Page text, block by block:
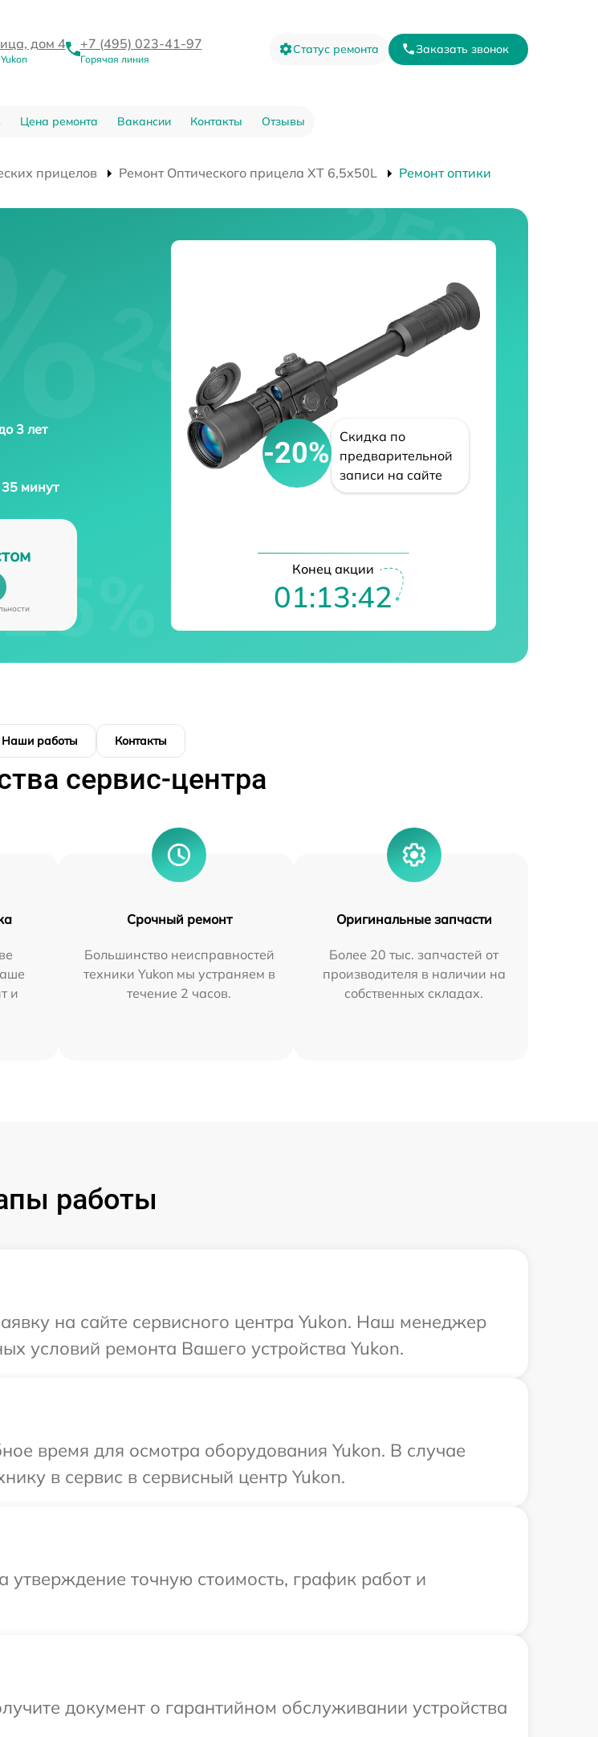
дом 4 +7 (495) 023-41-97
Горячая линия
Статус ремонта Заказать звонок
Цена ремонта Вакансии Контакты Отзывы
прицелов Ремонт Оптического прицела XT 6,5x50L Ремонт оптики
3 лет
35 минут
-20%
Скидка по
предварительной
записи на сайте
Конец акции
01:13:41
Наши работы Контакты
сервис-центра
и
Срочный ремонт
Большинство неисправностей
техники Yukon мы устраняем в
течение 2 часов.
Оригинальные запчасти
Более 20 тыс. запчастей от
производителя в наличии на
собственных складах.
работы
на сайте сервисного центра Yukon. Наш менеджер
условий ремонта Вашего устройства Yukon.
время для осмотра оборудования Yukon. В случае
в сервис в сервисный центр Yukon.
точную стоимость, график работ и
документ о гарантийном обслуживании устройства